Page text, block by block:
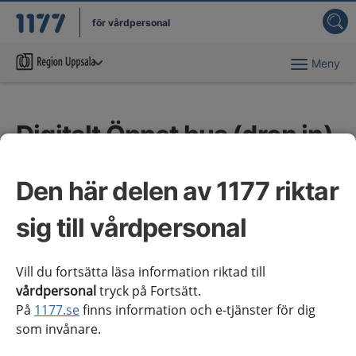
Den här delen av 1177 riktar
sig till vårdpersonal
Vill du fortsätta läsa information riktad till
vårdpersonaltryck på Fortsätt.
På 1177.sefinns information och e-tjänster för dig
som invånare.
för vårdpersonal
Du har valt region Meny
Digitalt Öppet hus (drop in)
hus-tillfällen på Teams, där alla som arbetar hands on
med 1177 för vårdpersonal (NAG-medlemmar,
processledare, regionala redaktörer med flera) kan få
hur man ska skriva kunskapsstöd
arbetet i Teams
hur man använder Optimizely (mest för